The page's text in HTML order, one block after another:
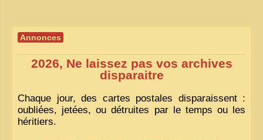
Annonces
2026, Ne laissez pas vos archives
disparaitre
Chaque jour, des cartes postales disparaissent :
oubliées, jetées, ou détruites par le temps ou les
héritiers.